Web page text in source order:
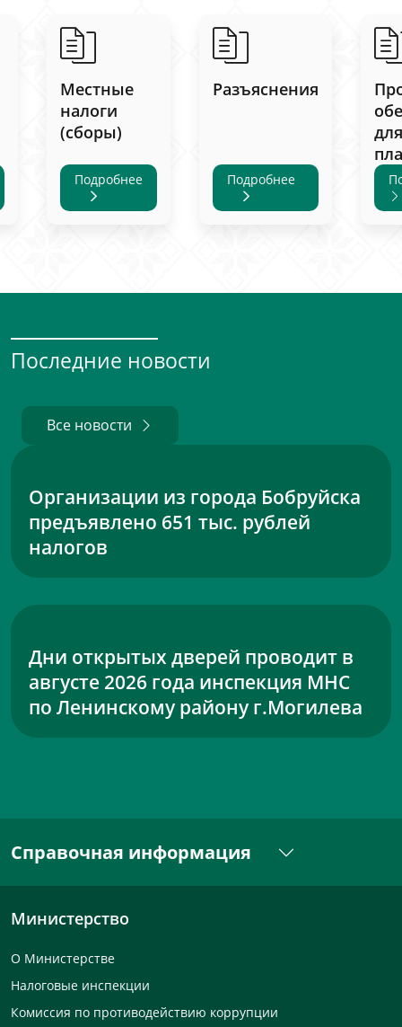
Местные
налоги
(сборы)
Подробнее
Разъяснения
Подробнее
для
Последние новости
Все новости
Организации из города Бобруйска
предъявлено 651 тыс. рублей
налогов
Дни открытых дверей проводит в
августе 2026 года инспекция МНС
по Ленинскому району г.Могилева
Справочная информация
Министерство
О Министерстве
Налоговые инспекции
Комиссия по противодействию коррупции